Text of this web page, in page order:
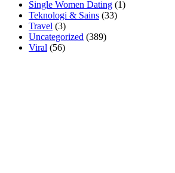
Single Women Dating (1)
Teknologi & Sains (33)
Travel (3)
Uncategorized (389)
Viral (56)